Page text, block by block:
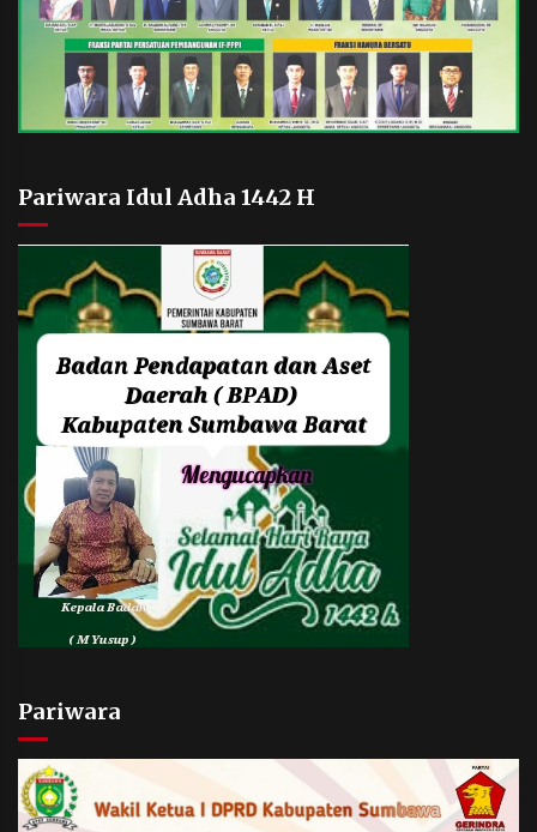
Pariwara Idul Adha 1442 H
Pariwara